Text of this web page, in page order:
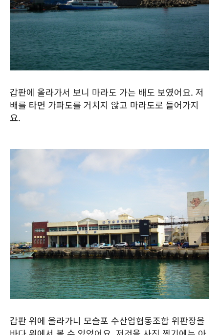
갑판에 올라가서 보니 마라도 가는 배도 보였어요. 저
배를 타면 가파도를 거치지 않고 마라도로 들어가지
요.
갑판 위에 올라가니 모슬포 수산업협동조합 위판장을